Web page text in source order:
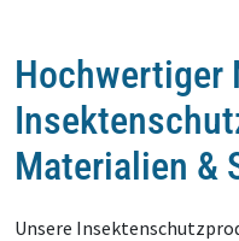
Hochwertiger
Materialien &
Unsere